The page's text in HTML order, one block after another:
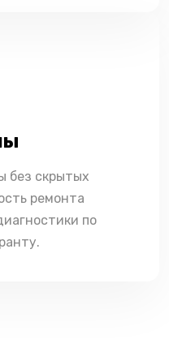
без скрытых
ремонта
по